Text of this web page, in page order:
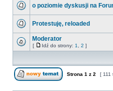
o poziomie dyskusji na
Protestuję, reloaded
Moderator
[ Idź do strony: 1 2 ]
Strona 1 z 2 [ 111